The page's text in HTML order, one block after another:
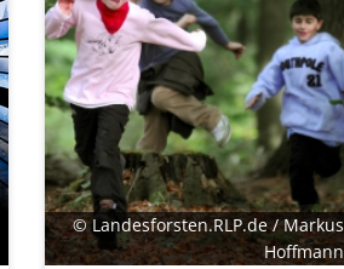
© Landesforsten.RLP.de / Markus
Hoffmann